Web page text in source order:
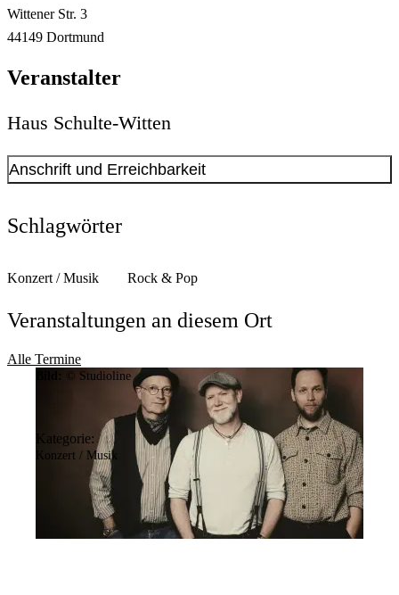
Wittener Str. 3
44149 Dortmund
Veranstalter
Haus Schulte-Witten
Anschrift und Erreichbarkeit
Wittener Str.3
Schlagwörter
Konzert / Musik Rock & Pop
Veranstaltungen an diesem Ort
Alle Termine
Bild: © Studioline
Kategorie:
Konzert / Musik